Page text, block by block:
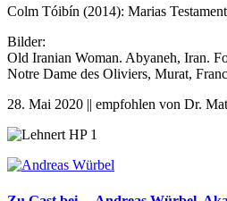
Colm Tóibín (2014): Marias
Bilder:
Old Iranian Woman. Abyaneh, Iran.
Notre Dame des Oliviers, Murat,
28. Mai 2020 || empfohlen von Dr.